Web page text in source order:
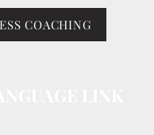
COACHING